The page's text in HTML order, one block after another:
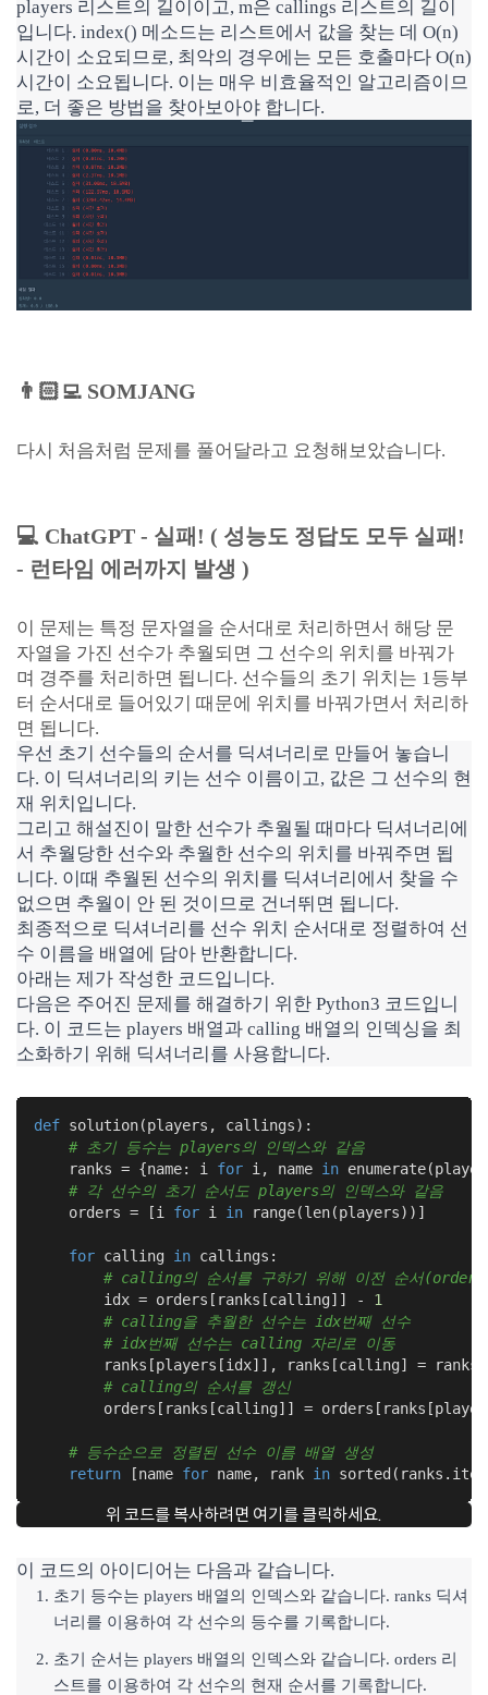
players 리스트의 길이이고, m은 callings 리스트의 길이
입니다. index() 메소드는 리스트에서 값을 찾는 데 O(n)
시간이 소요되므로, 최악의 경우에는 모든 호출마다 O(n)
시간이 소요됩니다. 이는 매우 비효율적인 알고리즘이므
로, 더 좋은 방법을 찾아보아야 합니다.
👨🏻‍💻 SOMJANG
다시 처음처럼 문제를 풀어달라고 요청해보았습니다.
💻 ChatGPT - 실패! ( 성능도 정답도 모두 실패!
- 런타임 에러까지 발생 )
이 문제는 특정 문자열을 순서대로 처리하면서 해당 문
자열을 가진 선수가 추월되면 그 선수의 위치를 바꿔가
며 경주를 처리하면 됩니다. 선수들의 초기 위치는 1등부
터 순서대로 들어있기 때문에 위치를 바꿔가면서 처리하
면 됩니다.
우선 초기 선수들의 순서를 딕셔너리로 만들어 놓습니
다. 이 딕셔너리의 키는 선수 이름이고, 값은 그 선수의 현
재 위치입니다.
그리고 해설진이 말한 선수가 추월될 때마다 딕셔너리에
서 추월당한 선수와 추월한 선수의 위치를 바꿔주면 됩
니다. 이때 추월된 선수의 위치를 딕셔너리에서 찾을 수
없으면 추월이 안 된 것이므로 건너뛰면 됩니다.
최종적으로 딕셔너리를 선수 위치 순서대로 정렬하여 선
수 이름을 배열에 담아 반환합니다.
아래는 제가 작성한 코드입니다.
다음은 주어진 문제를 해결하기 위한 Python3 코드입니
다. 이 코드는 players 배열과 calling 배열의 인덱싱을 최
소화하기 위해 딕셔너리를 사용합니다.
def solution(players, callings) :
# 초기 등수는 players의 인덱스와 같음
    ranks = {name: i
for i, name in
# 각 선수의 초기 순서도 players의 인덱스와 같음
    orders = [i
for i in range(len(players))]
for calling in callings:
# calling의 순서를 구하기 위해 이전 순서(order)
        idx = orders[ranks[calling]] -
1
# calling을 추월한 선수는 idx번째 선수
# idx번째 선수는 calling 자리로 이동
ranks[players[idx]], ranks[calling] =
# calling의 순서를 갱신
orders[ranks[calling]] =
# 등수순으로 정렬된 선수 이름 배열 생성
return [name for name, rank in
위 코드를 복사하려면 여기를 클릭하세요.
이 코드의 아이디어는 다음과 같습니다.
초기 등수는 players 배열의 인덱스와 같습니다. ranks 딕셔
너리를 이용하여 각 선수의 등수를 기록합니다.
초기 순서는 players 배열의 인덱스와 같습니다. orders 리
스트를 이용하여 각 선수의 현재 순서를 기록합니다.